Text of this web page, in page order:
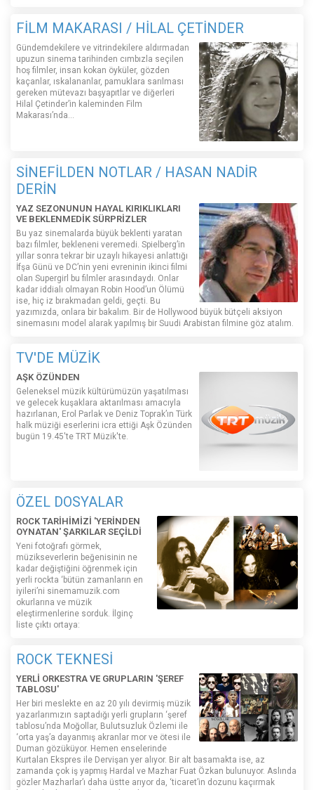
FİLM MAKARASI / HİLAL ÇETİNDER
Gündemdekilere ve vitrindekilere aldırmadan
upuzun sinema tarihinden cımbızla seçilen
hoş filmler, insan kokan öyküler, gözden
kaçanlar, ıskalananlar, pamuklara sarılması
gereken mütevazı başyapıtlar ve diğerleri
Hilal Çetinder’in kaleminden Film
Makarası’nda…
SİNEFİLDEN NOTLAR / HASAN NADİR
DERİN
YAZ SEZONUNUN HAYAL KIRIKLIKLARI
VE BEKLENMEDİK SÜRPRİZLER
Bu yaz sinemalarda büyük beklenti yaratan
bazı filmler, bekleneni veremedi. Spielberg’in
yıllar sonra tekrar bir uzaylı hikayesi anlattığı
İfşa Günü ve DC’nin yeni evreninin ikinci filmi
olan Supergirl bu filmler arasındaydı. Onlar
kadar iddialı olmayan Robin Hood’un Ölümü
ise, hiç iz bırakmadan geldi, geçti. Bu
yazımızda, onlara bir bakalım. Bir de Hollywood büyük bütçeli aksiyon
sinemasını model alarak yapılmış bir Suudi Arabistan filmine göz atalım.
TV'DE MÜZİK
AŞK ÖZÜNDEN
Geleneksel müzik kültürümüzün yaşatılması
ve gelecek kuşaklara aktarılması amacıyla
hazırlanan, Erol Parlak ve Deniz Toprak’ın Türk
halk müziği eserlerini icra ettiği Aşk Özünden
bugün 19.45'te TRT Müzik'te.
ÖZEL DOSYALAR
ROCK TARİHİMİZİ 'YERİNDEN
OYNATAN' ŞARKILAR SEÇİLDİ
Yeni fotoğrafı görmek,
müzikseverlerin beğenisinin ne
kadar değiştiğini öğrenmek için
yerli rockta ‘bütün zamanların en
iyileri’ni sinemamuzik.com
okurlarına ve müzik
eleştirmenlerine sorduk. İlginç
liste çıktı ortaya:
ROCK TEKNESİ
YERLİ ORKESTRA VE GRUPLARIN 'ŞEREF
TABLOSU'
Her biri meslekte en az 20 yılı devirmiş müzik
yazarlarımızın saptadığı yerli grupların ‘şeref
tablosu’nda Moğollar, Bulutsuzluk Özlemi ile
‘orta yaş’a dayanmış akranlar mor ve ötesi ile
Duman gözüküyor. Hemen enselerinde
Kurtalan Ekspres ile Dervişan yer alıyor. Bir alt basamakta ise, az
zamanda çok iş yapmış Hardal ve Mazhar Fuat Özkan bulunuyor. Aslında
gözler Mazharlar’ı daha üstte arıyor da, ‘ticaret’in dozunu kaçırmak